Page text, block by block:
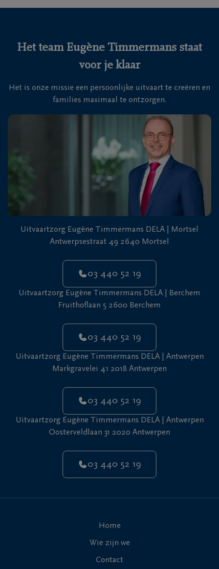
24u/24
440
Het team Eugène Timmermans staat
voor je klaar
Het is onze missie een persoonlijke uitvaart te creëren en
families maximaal te ontzorgen.
Uitvaartzorg Eugène Timmermans DELA | Mortsel
Antwerpsestraat 49 2640 Mortsel
03 440 52 19
Uitvaartzorg Eugène Timmermans DELA | Berchem
Fruithoflaan 5 2600 Berchem
03 440 52 19
Uitvaartzorg Eugène Timmermans DELA | Antwerpen
Markgravelei 41 2018 Antwerpen
03 440 52 19
Uitvaartzorg Eugène Timmermans DELA | Antwerpen
Oosterveldlaan 31 2020 Antwerpen
03 440 52 19
Home
Wie zijn we
Contact